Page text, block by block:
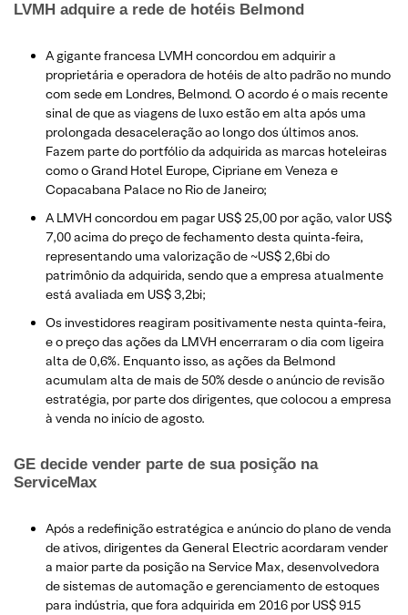
LVMH adquire a rede de hotéis Belmond
A gigante francesa LVMH concordou em adquirir a
proprietária e operadora de hotéis de alto padrão no mundo
com sede em Londres, Belmond. O acordo é o mais recente
sinal de que as viagens de luxo estão em alta após uma
prolongada desaceleração ao longo dos últimos anos.
Fazem parte do portfólio da adquirida as marcas hoteleiras
como o Grand Hotel Europe, Cipriane em Veneza e
Copacabana Palace no Rio de Janeiro;
A LMVH concordou em pagar US$ 25,00 por ação, valor US$
7,00 acima do preço de fechamento desta quinta-feira,
representando uma valorização de ~US$ 2,6bi do
patrimônio da adquirida, sendo que a empresa atualmente
está avaliada em US$ 3,2bi;
Os investidores reagiram positivamente nesta quinta-feira,
e o preço das ações da LMVH encerraram o dia com ligeira
alta de 0,6%. Enquanto isso, as ações da Belmond
acumulam alta de mais de 50% desde o anúncio de revisão
estratégia, por parte dos dirigentes, que colocou a empresa
à venda no início de agosto.
GE decide vender parte de sua posição na
ServiceMax
Após a redefinição estratégica e anúncio do plano de venda
de ativos, dirigentes da General Electric acordaram vender
a maior parte da posição na Service Max, desenvolvedora
de sistemas de automação e gerenciamento de estoques
para indústria, que fora adquirida em 2016 por US$ 915